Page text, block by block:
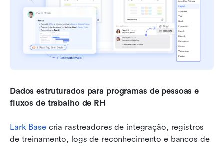
Dados estruturados para programas de pessoas e
fluxos de trabalho de RH
Lark Base cria rastreadores de integração, registros
de treinamento, logs de reconhecimento e bancos de